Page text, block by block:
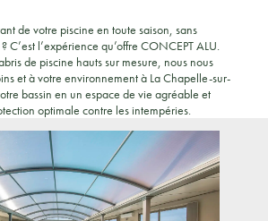
de votre piscine en toute saison, sans
C’est l’expérience qu’offre CONCEPT ALU.
de piscine hauts sur mesure, nous nous
et à votre environnement à La Chapelle-sur-
bassin en un espace de vie agréable et
optimale contre les intempéries.